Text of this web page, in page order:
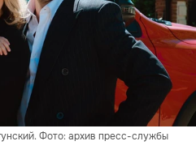
Фото: архив пресс-службы